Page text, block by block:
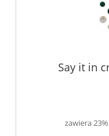
Say it in
zawiera